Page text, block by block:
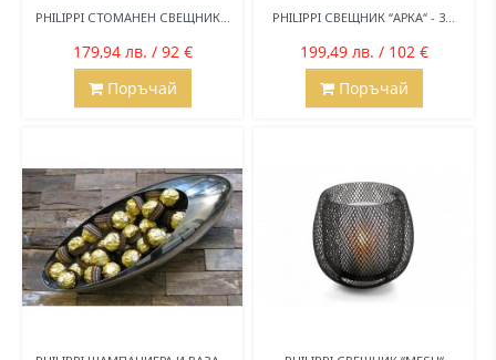
PHILIPPI СТОМАНЕН СВЕЩНИК...
179,94 лв. / 92 €
Поръчай
PHILIPPI СВЕЩНИК “АРКА“ - 3...
199,49 лв. / 102 €
Поръчай